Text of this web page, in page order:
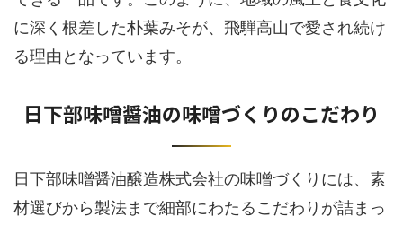
に深く根差した朴葉みそが、飛騨高山で愛され続け
る理由となっています。
日下部味噌醤油の味噌づくりのこだわり
日下部味噌醤油醸造株式会社の味噌づくりには、素
材選びから製法まで細部にわたるこだわりが詰まっ